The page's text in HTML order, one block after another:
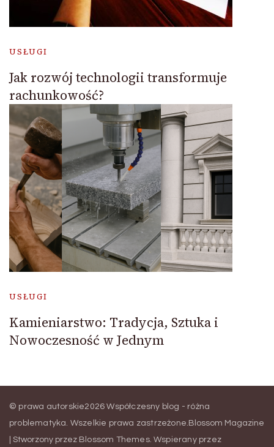
USŁUGI
Jak rozwój technologii transformuje
rachunkowość?
USŁUGI
Kamieniarstwo: Tradycja, Sztuka i
Nowoczesność w Jednym
© prawa autorskie2026Współczesny blog - różna
problematyka. Wszelkie prawa zastrzeżone. Blossom Magazine
| Stworzony przez Blossom Themes. Wspierany przez